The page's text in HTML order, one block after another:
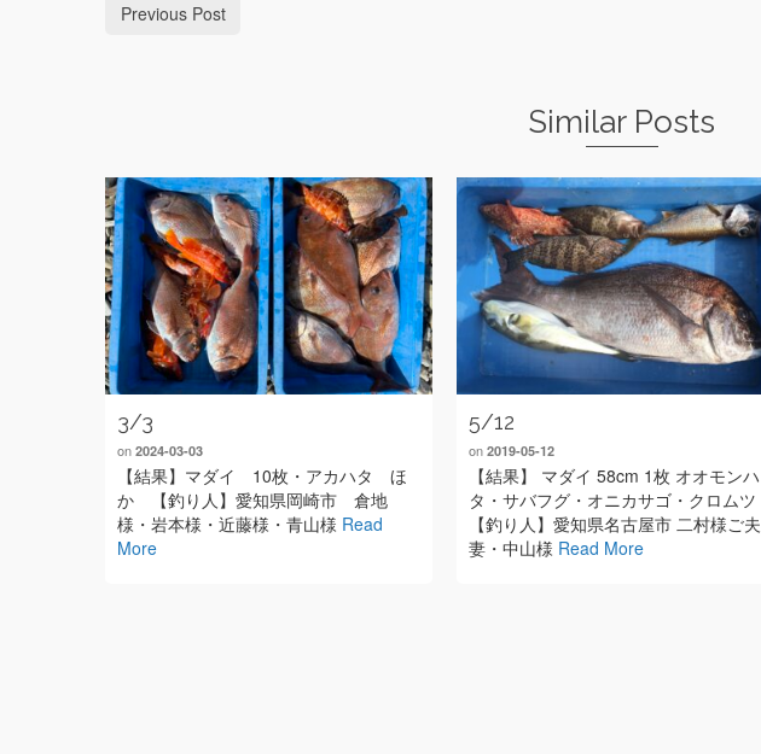
Previous Post
Similar Posts
3/3
on 2024-03-03
【結果】マダイ 10枚・アカハタ ほ
か 【釣り人】愛知県岡崎市 倉地
様・岩本様・近藤様・青山様 Read
More
5/12
on 2019-05-12
【結果】 マダイ 58cm 1枚 オオモンハ
タ・サバフグ・オニカサゴ・クロムツ
【釣り人】愛知県名古屋市 二村様ご夫
妻・中山様 Read More